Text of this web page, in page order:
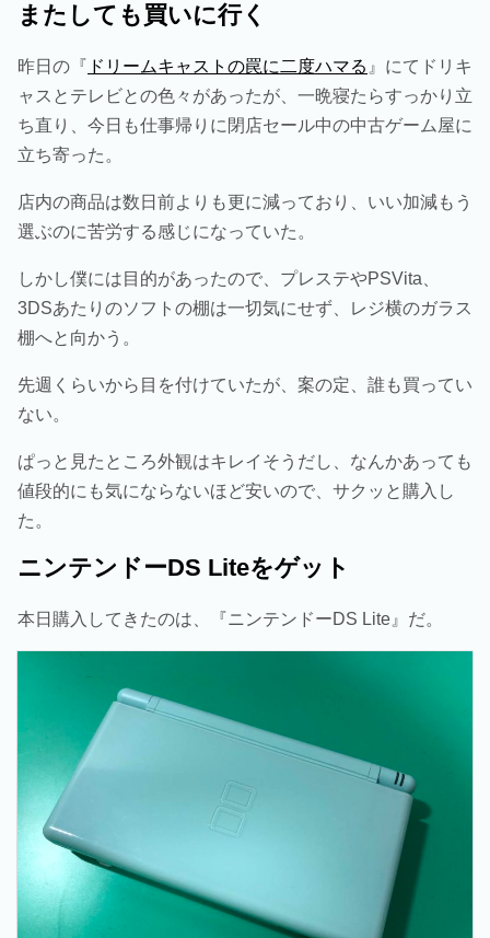
またしても買いに行く
昨日の『 ドリームキャストの罠に二度ハマる 』にてドリキ
ャスとテレビとの色々があったが、一晩寝たらすっかり立
ち直り、今日も仕事帰りに閉店セール中の中古ゲーム屋に
立ち寄った。
店内の商品は数日前よりも更に減っており、いい加減もう
選ぶのに苦労する感じになっていた。
しかし僕には目的があったので、プレステやPSVita、
3DSあたりのソフトの棚は一切気にせず、レジ横のガラス
棚へと向かう。
先週くらいから目を付けていたが、案の定、誰も買ってい
ない。
ぱっと見たところ外観はキレイそうだし、なんかあっても
値段的にも気にならないほど安いので、サクッと購入し
た。
ニンテンドーDS Liteをゲット
本日購入してきたのは、『ニンテンドーDS Lite』だ。